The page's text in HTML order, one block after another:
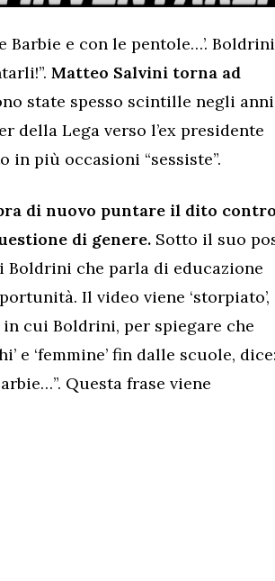
Barbie e con le pentole…’.
Matteo Salvini torna ad
state spesso scintille negli anni
della Lega verso l’ex presidente
in più occasioni “sessiste”.
di nuovo puntare il dito
di genere. Sotto il suo
Boldrini che parla di educazione
Il video viene ‘storpiato’,
cui Boldrini, per spiegare che
e ‘femmine’ fin dalle scuole,
Questa frase viene